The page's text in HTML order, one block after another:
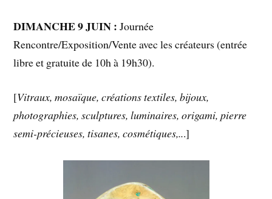
DIMANCHE 9 JUIN : Journée
Rencontre/Exposition/Vente avec les créateurs (entrée
libre et gratuite de 10h à 19h30).
[Vitraux, mosaïque, créations textiles, bijoux,
photographies, sculptures, luminaires, origami, pierre
semi-précieuses, tisanes, cosmétiques,...]